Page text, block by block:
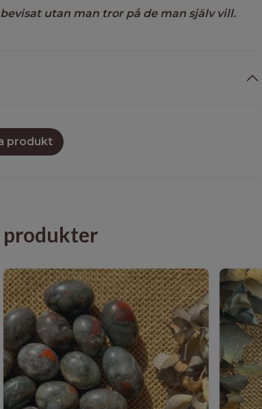
utan man tror på de man själv vill.
produkt
produkter